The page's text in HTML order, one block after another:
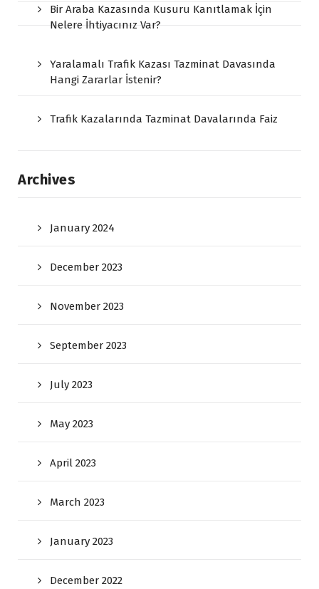
Bir Araba Kazasında Kusuru Kanıtlamak İçin
Nelere İhtiyacınız Var?
Yaralamalı Trafik Kazası Tazminat Davasında
Hangi Zararlar İstenir?
Trafik Kazalarında Tazminat Davalarında Faiz
Archives
January 2024
December 2023
November 2023
September 2023
July 2023
May 2023
April 2023
March 2023
January 2023
December 2022